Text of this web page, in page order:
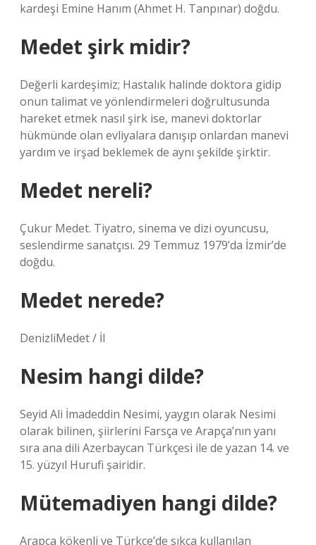
kardeşi Emine Hanım (Ahmet H. Tanpınar) doğdu.
Medet şirk midir?
Değerli kardeşimiz; Hastalık halinde doktora gidip
onun talimat ve yönlendirmeleri doğrultusunda
hareket etmek nasıl şirk ise, manevi doktorlar
hükmünde olan evliyalara danışıp onlardan manevi
yardım ve irşad beklemek de aynı şekilde şirktir.
Medet nereli?
Çukur Medet. Tiyatro, sinema ve dizi oyuncusu,
seslendirme sanatçısı. 29 Temmuz 1979’da İzmir’de
doğdu.
Medet nerede?
DenizliMedet / İl
Nesim hangi dilde?
Seyid Ali İmadeddin Nesimi, yaygın olarak Nesimi
olarak bilinen, şiirlerini Farsça ve Arapça’nın yanı
sıra ana dili Azerbaycan Türkçesi ile de yazan 14. ve
15. yüzyıl Hurufi şairidir.
Mütemadiyen hangi dilde?
Arapça kökenli ve Türkçe’de sıkça kullanılan